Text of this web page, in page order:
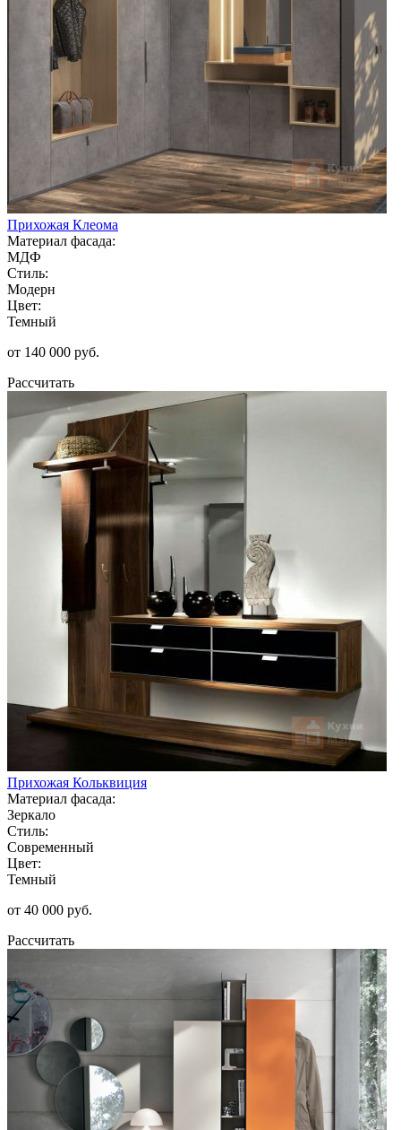
Прихожая Клеома
Материал фасада:
МДФ
Стиль:
Модерн
Цвет:
Темный
от 140 000 руб.
Рассчитать
Прихожая Кольквиция
Материал фасада:
Зеркало
Стиль:
Современный
Цвет:
Темный
от 40 000 руб.
Рассчитать